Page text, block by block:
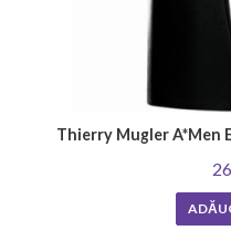
Thierry Mugler A*Men